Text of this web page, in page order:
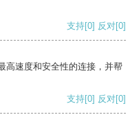
支持[0] 反对[0]
高速度和安全性的连接，并帮
支持[0] 反对[0]